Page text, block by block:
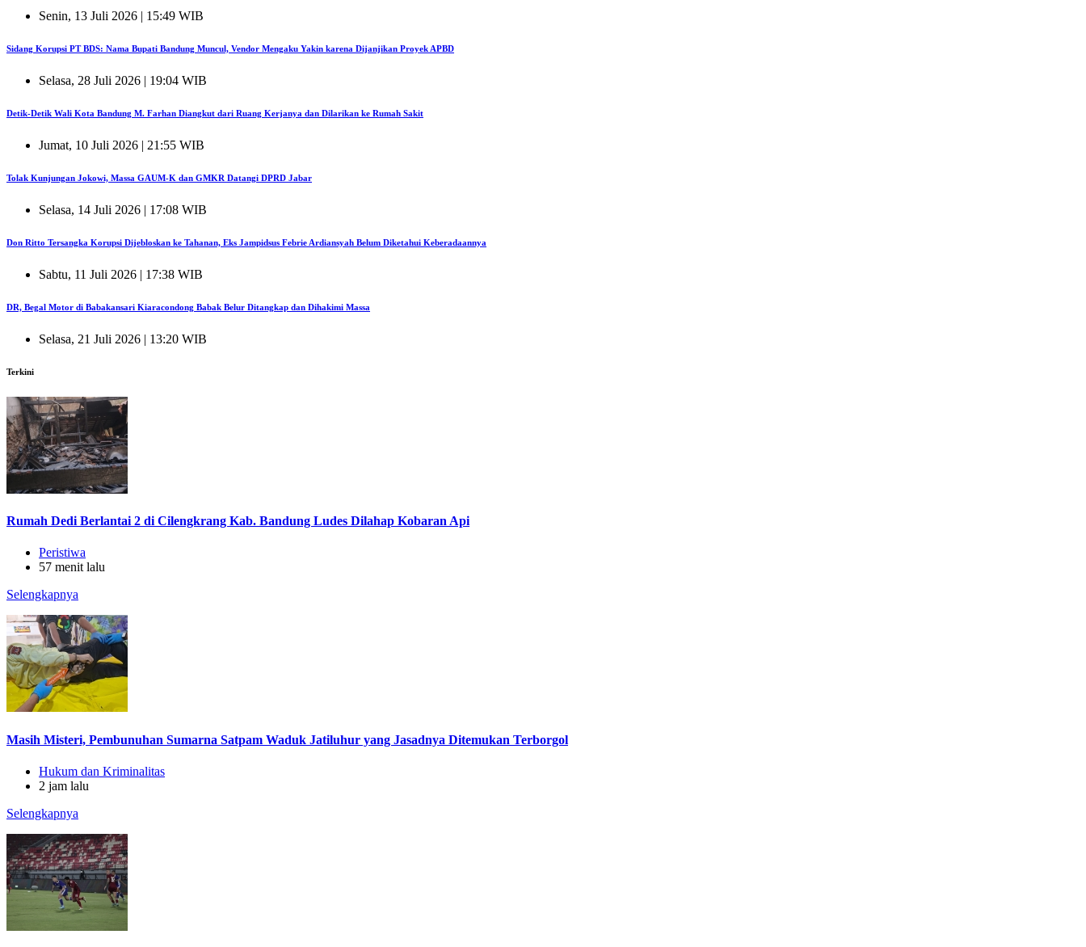
Senin, 13 Juli 2026 | 15:49 WIB
Sidang Korupsi PT BDS: Nama Bupati Bandung Muncul, Vendor Mengaku Yakin karena Dijanjikan Proyek APBD
Selasa, 28 Juli 2026 | 19:04 WIB
Detik-Detik Wali Kota Bandung M. Farhan Diangkut dari Ruang Kerjanya dan Dilarikan ke Rumah Sakit
Jumat, 10 Juli 2026 | 21:55 WIB
Tolak Kunjungan Jokowi, Massa GAUM-K dan GMKR Datangi DPRD Jabar
Selasa, 14 Juli 2026 | 17:08 WIB
Don Ritto Tersangka Korupsi Dijebloskan ke Tahanan, Eks Jampidsus Febrie Ardiansyah Belum Diketahui Keberadaannya
Sabtu, 11 Juli 2026 | 17:38 WIB
DR, Begal Motor di Babakansari Kiaracondong Babak Belur Ditangkap dan Dihakimi Massa
Selasa, 21 Juli 2026 | 13:20 WIB
Terkini
Rumah Dedi Berlantai 2 di Cilengkrang Kab. Bandung Ludes Dilahap Kobaran Api
Peristiwa
57 menit lalu
Selengkapnya
Masih Misteri, Pembunuhan Sumarna Satpam Waduk Jatiluhur yang Jasadnya Ditemukan Terborgol
Hukum dan Kriminalitas
2 jam lalu
Selengkapnya